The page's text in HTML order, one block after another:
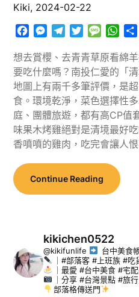
Kiki, 2024-02-22
Facebook
Messenger
TelegramTwitterMessage
想去賞櫻、去青青草原看綿
要吃什麼嗎？南投仁愛的「
地圖上有兩千多筆評價，是
食。環境乾淨，菜色選擇性
庭、團體旅遊，都有高CP值
味果木烤雞絕對是清境最好
香噴噴的雞肉，吃完會讓人
Continue Reading
kikichen0522
@kikifunlife
台中美食
｜#部落客 #上班族 #
｜最愛 #台中美食 #宅
｜分享 #台灣景點 #旅
部落格傳送門